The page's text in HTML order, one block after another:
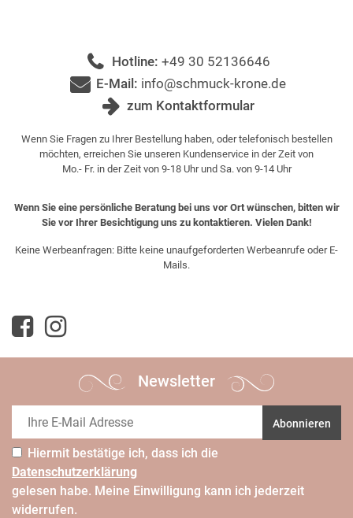
Hotline: +49 30 52136646
E-Mail: info@schmuck-krone.de
zum Kontaktformular
Wenn Sie Fragen zu Ihrer Bestellung haben, oder telefonisch bestellen
möchten, erreichen Sie unseren Kundenservice in der Zeit von
Mo.- Fr. in der Zeit von 9-18 Uhr und Sa. von 9-14 Uhr
Wenn Sie eine persönliche Beratung bei uns vor Ort wünschen, bitten wir
Sie vor Ihrer Besichtigung uns zu kontaktieren. Vielen Dank!
Keine Werbeanfragen: Bitte keine unaufgeforderten Werbeanrufe oder E-
Mails.
Newsletter
Abonnieren
Hiermit bestätige ich, dass ich die
Daten­schutz­erklärung
gelesen habe. Meine Einwilligung kann ich jederzeit
widerrufen.